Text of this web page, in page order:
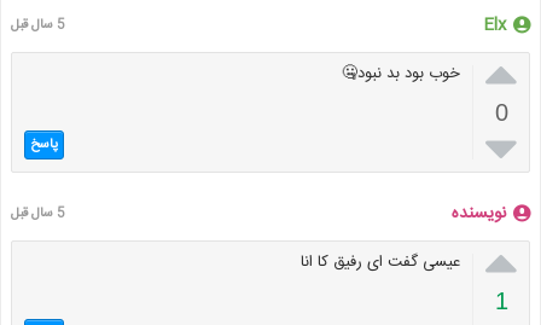
Elx 5 سال قبل

0

خوب بود بد نبود🤐
پاسخ
نویسنده 5 سال قبل

1
عیسی گفت ای رفیق کا انا